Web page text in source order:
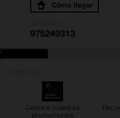
Cómo llegar
975249313
Conoce nuestras
promociones